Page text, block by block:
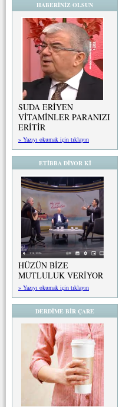
HABERİNİZ OLSUN
SUDA ERİYEN
VİTAMİNLER PARANIZI
ERİTİR
» Yazıyı okumak için tıklayın
ETİBBA DİYOR Kİ
HÜZÜN BİZE
MUTLULUK VERİYOR
» Yazıyı okumak için tıklayın
DERDİME BİR ÇARE